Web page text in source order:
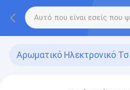
Αρωματικό Ηλεκτρονικό